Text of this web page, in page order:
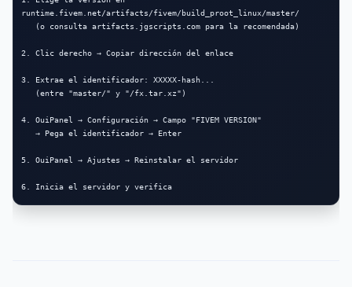
runtime.fivem.net/artifacts/fivem/build_proot_linux/master/
2. Clic derecho → Copiar dirección del enlace
3. Extrae el identificador: XXXXX-hash...
4. OuiPanel → Configuración → Campo "FIVEM VERSION"
5. OuiPanel → Ajustes → Reinstalar el servidor
6. Inicia el servidor y verifica